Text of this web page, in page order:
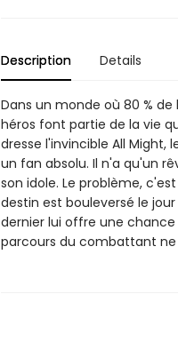
Description Details
Dans un monde où 80 %
héros font partie de la vie
dresse l'invincible All Might,
un fan absolu. Il n'a qu'un
son idole. Le problème,
destin est bouleversé le
dernier lui offre une chance
parcours du combattant